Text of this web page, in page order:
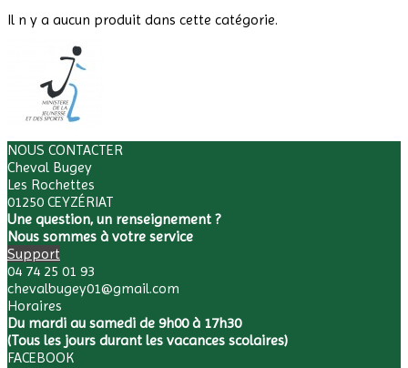
Il n y a aucun produit dans cette catégorie.
NOUS CONTACTER
Cheval Bugey
Les Rochettes
01250 CEYZÉRIAT
Une question, un renseignement ?
Nous sommes à votre service
Support
04 74 25 01 93
chevalbugey01@gmail.com
Horaires
Du mardi au samedi de 9h00 à 17h30
(Tous les jours durant les vacances scolaires)
FACEBOOK